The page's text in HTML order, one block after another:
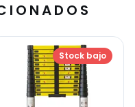
Stock bajo